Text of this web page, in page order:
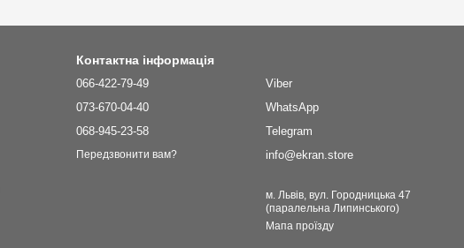
Контактна інформація
066-422-79-49
073-670-04-40
068-945-23-58
Передзвонити вам?
Viber
WhatsApp
Telegram
info@ekran.store
м. Львів, вул. Городницька 47
(паралельна Липинського)
Мапа проїзду